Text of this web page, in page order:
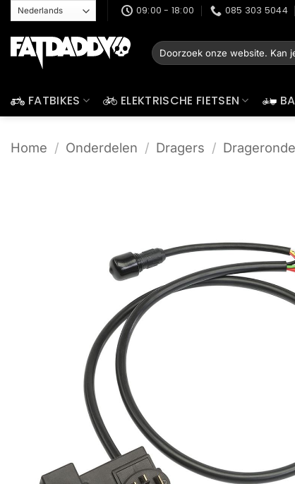
naar
inhoud
09:00 - 18:00 085 303 5044
Zoeken
naar:
FATBIKES ELEKTRISCHE FIETSEN
Home / Onderdelen / Dragers /